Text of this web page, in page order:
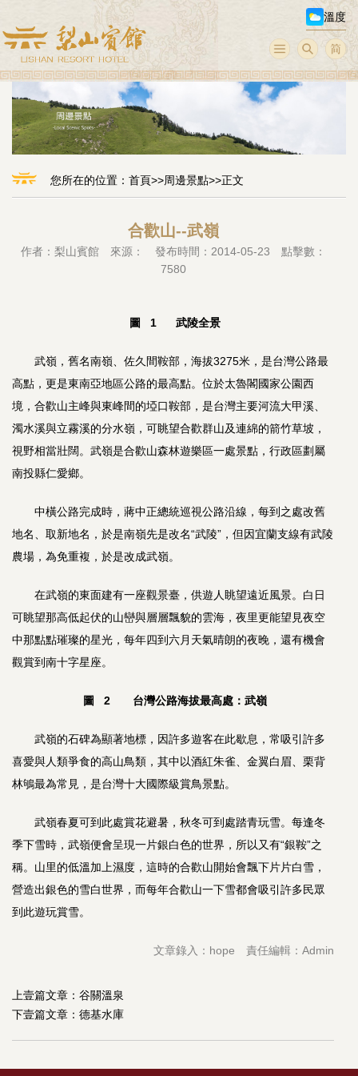
溫度
您所在的位置： 首頁>>周邊景點>>正文
合歡山--武嶺
作者：梨山賓館 來源： 發布時間：2014-05-23 點擊數：
7580
圖 1 武陵全景
武嶺，舊名南嶺、佐久間鞍部，海拔3275米，是台灣公路最
高點，更是東南亞地區公路的最高點。位於太魯閣國家公園西
境，合歡山主峰與東峰間的埡口鞍部，是台灣主要河流大甲溪、
濁水溪與立霧溪的分水嶺，可眺望合歡群山及連綿的箭竹草坡，
視野相當壯闊。武嶺是合歡山森林遊樂區一處景點，行政區劃屬
南投縣仁愛鄉。
中橫公路完成時，蔣中正總統巡視公路沿線，每到之處改舊
地名、取新地名，於是南嶺先是改名“武陵”，但因宜蘭支線有武陵
農場，為免重複，於是改成武嶺。
在武嶺的東面建有一座觀景臺，供遊人眺望遠近風景。白日
可眺望那高低起伏的山巒與層層飄貌的雲海，夜里更能望見夜空
中那點點璀璨的星光，每年四到六月天氣晴朗的夜晚，還有機會
觀賞到南十字星座。
圖 2 台灣公路海拔最高處：武嶺
武嶺的石碑為顯著地標，因許多遊客在此歇息，常吸引許多
喜愛與人類爭食的高山鳥類，其中以酒紅朱雀、金翼白眉、栗背
林鴝最為常見，是台灣十大國際級賞鳥景點。
武嶺春夏可到此處賞花避暑，秋冬可到處踏青玩雪。每逢冬
季下雪時，武嶺便會呈現一片銀白色的世界，所以又有“銀鞍”之
稱。山里的低溫加上濕度，這時的合歡山開始會飄下片片白雪，
營造出銀色的雪白世界，而每年合歡山一下雪都會吸引許多民眾
到此遊玩賞雪。
文章錄入：hope 責任編輯：Admin
上壹篇文章： 谷關溫泉
下壹篇文章： 德基水庫